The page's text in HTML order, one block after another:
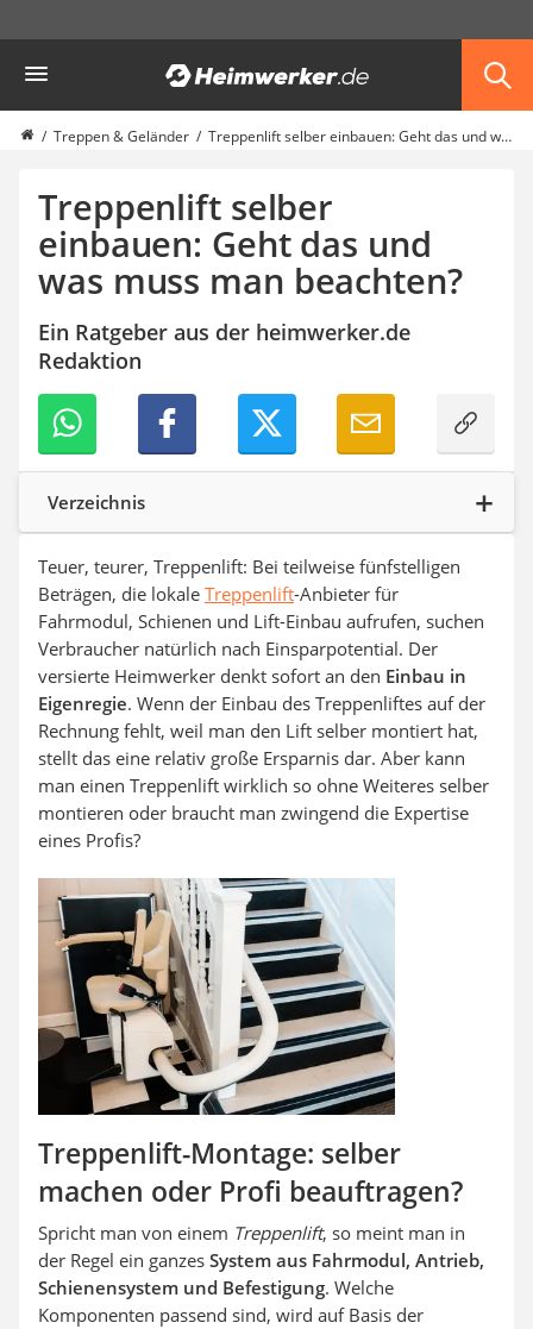
Haus & Bau
Außenleuchte mit Kamera
Ozongenerator
Smart-Home-Rauchmelder
Schlüsseltresor
Überwachungskameras außen
Regendusche
Reizstromgerät
Infrarot-Thermometer
GPS-Tracker
Digitale Zeitschaltuhr
Paketbriefkasten
Fensterkontaktschalter
Hygrometer
LED-Baustrahler
Tiefengrund
LED-Beamer
Video-Türsprechanlage
Treppen & Geländer Treppenlift selber einbauen: Geht das und was muss man beachten?
Treppenlift selber
einbauen: Geht das und
was muss man beachten?
Ein Ratgeber aus der heimwerker.de
Redaktion
Verzeichnis
Teuer, teurer, Treppenlift: Bei teilweise fünfstelligen
Beträgen, die lokale Treppenlift-Anbieter für
Fahrmodul, Schienen und Lift-Einbau aufrufen, suchen
Verbraucher natürlich nach Einsparpotential. Der
versierte Heimwerker denkt sofort an den Einbau in
Eigenregie. Wenn der Einbau des Treppenliftes auf der
Rechnung fehlt, weil man den Lift selber montiert hat,
stellt das eine relativ große Ersparnis dar. Aber kann
man einen Treppenlift wirklich so ohne Weiteres selber
montieren oder braucht man zwingend die Expertise
eines Profis?
Treppenlift-Montage: selber
machen oder Profi beauftragen?
Spricht man von einem Treppenlift, so meint man in
der Regel ein ganzes System aus Fahrmodul, Antrieb,
Schienensystem und Befestigung. Welche
Komponenten passend sind, wird auf Basis der